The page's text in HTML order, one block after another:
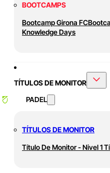
BOOTCAMPS
Bootcamp Girona FC
Knowledge Days
TÍTULOS DE MONITOR
PADEL
TÍTULOS DE MONITOR
Título De Monitor - Nivel 1